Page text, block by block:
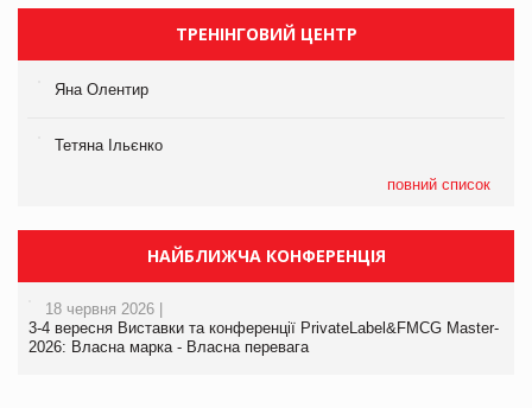
ТРЕНІНГОВИЙ ЦЕНТР
Яна Олентир
Тетяна Ільєнко
повний список
НАЙБЛИЖЧА КОНФЕРЕНЦІЯ
18 червня 2026 |
3-4 вересня Виставки та конференції PrivateLabel&FMCG Master-
2026: Власна марка - Власна перевага